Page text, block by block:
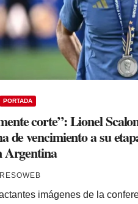
PORTADA
corte”: Lionel
de vencimiento a su
Argentina
imágenes de la